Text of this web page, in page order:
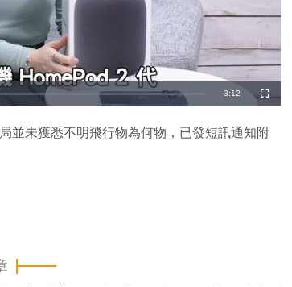
剩
-3:12
全
螢
並未獲悉不明飛行物為何物，已發短訊通知附